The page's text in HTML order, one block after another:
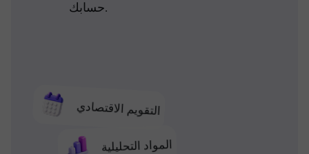
التقويم الاقتصادي
المواد التحليلية
حسابك.